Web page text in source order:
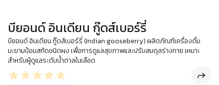
บียอนด์ อินเดียน กู๊ดส์เบอร์รี่
บียอนด์ อินเดียน กู๊ดส์เบอร์รี่ (Indian gooseberry) ผลิตภัณฑ์เครื่องดื่ม
มะขามป้อมสกัดชนิดผง เพื่อการดูแลสุขภาพและปรับสมดุลร่างกาย เหมาะ
สำหรับผู้ดูแลระดับน้ำตาลในเลือด